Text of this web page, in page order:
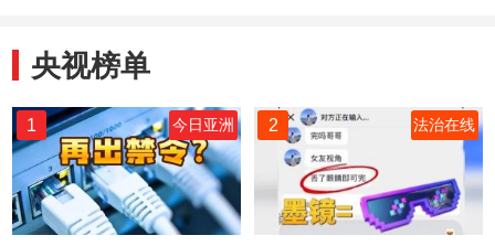
央视榜单
1 今日亚洲 2 法治在线